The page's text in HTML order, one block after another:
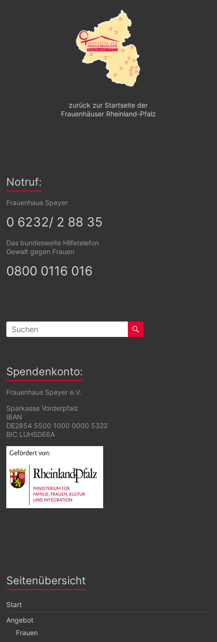
zurück zur Startseite der
Frauenhäuser Rheinland-Pfalz
Notruf:
Frauenhaus Speyer
0 6232/ 2 88 35
Das bundesweite Hilfetelefon
Gewalt gegen Frauen
0800 0116 016
Spendenkonto:
Frauenhaus Speyer e.V.
Sparkasse Vorderpfalz
IBAN
DE2854 5500 1000 0000 5322
BIC LUHSDE6A
Seitenübersicht
Start
Angebot
Frauen